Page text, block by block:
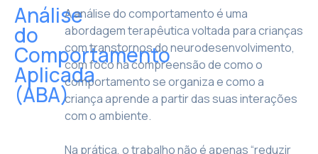
Análise
do
Comportamento
Aplicada
(ABA)
A análise do comportamento é uma
abordagem terapêutica voltada para crianças
com transtornos do neurodesenvolvimento,
com foco na compreensão de como o
comportamento se organiza e como a
criança aprende a partir das suas interações
com o ambiente.
Na prática, o trabalho não é apenas “reduzir